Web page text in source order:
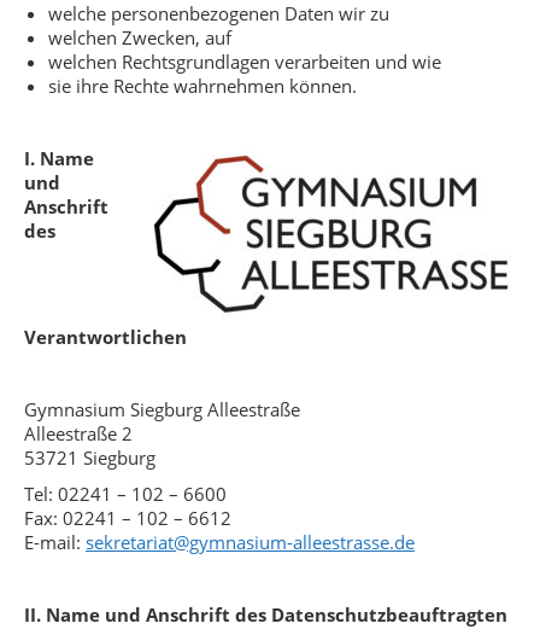
welche personenbezogenen Daten wir zu
welchen Zwecken, auf
welchen Rechtsgrundlagen verarbeiten und wie
sie ihre Rechte wahrnehmen können.
I. Name
und
Anschrift
des
Verantwortlichen
Gymnasium Siegburg Alleestraße
Alleestraße 2
53721 Siegburg
Tel: 02241 – 102 – 6600
Fax: 02241 – 102 – 6612
E-mail: sekretariat@gymnasium-alleestrasse.de
II. Name und Anschrift des Datenschutzbeauftragten